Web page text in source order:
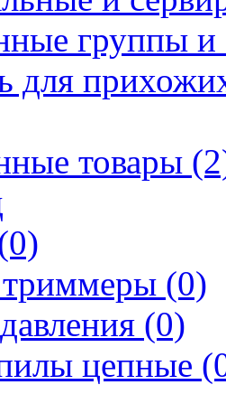
группы и
для
товары
триммеры (0)
(0)
цепные